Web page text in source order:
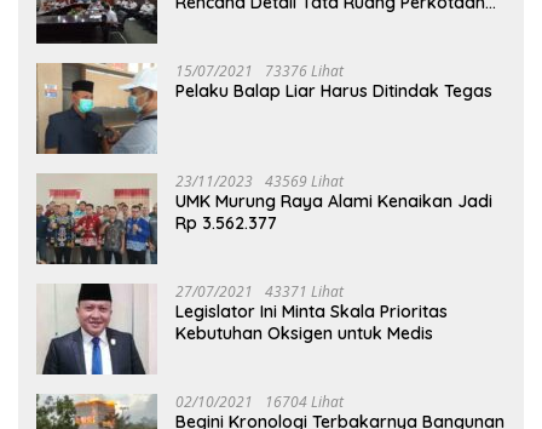
15/07/2021 73376 Lihat
Pelaku Balap Liar Harus Ditindak Tegas
23/11/2023 43569 Lihat
UMK Murung Raya Alami Kenaikan Jadi
Rp 3.562.377
27/07/2021 43371 Lihat
Legislator Ini Minta Skala Prioritas
Kebutuhan Oksigen untuk Medis
02/10/2021 16704 Lihat
Begini Kronologi Terbakarnya Bangunan